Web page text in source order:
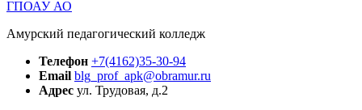
ГПОАУ АО
Амурский педагогический колледж
Телефон +7(4162)35-30-94
Email blg_prof_apk@obramur.ru
Адрес ул. Трудовая, д.2